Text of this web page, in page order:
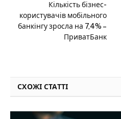
Кількість бізнес-
користувачів мобільного
банкінгу зросла на 7,4% –
ПриватБанк
СХОЖІ СТАТТІ